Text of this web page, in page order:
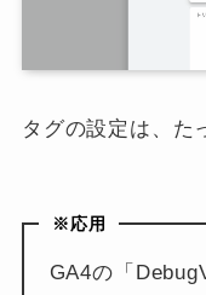
タグの設定は、た
※応用
GA4の「